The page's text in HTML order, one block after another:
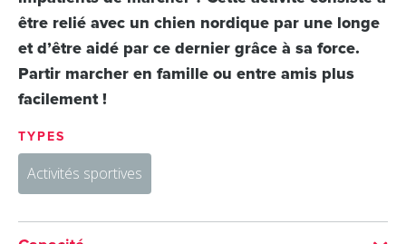
être relié avec un chien nordique par une longe
et d’être aidé par ce dernier grâce à sa force.
Partir marcher en famille ou entre amis plus
facilement !
TYPES
Activités sportives